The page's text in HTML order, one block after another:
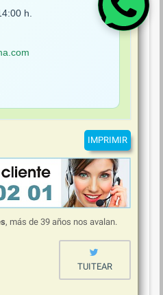
h.
IMPRIMIR
, más de 39 años nos avalan.
TUITEAR